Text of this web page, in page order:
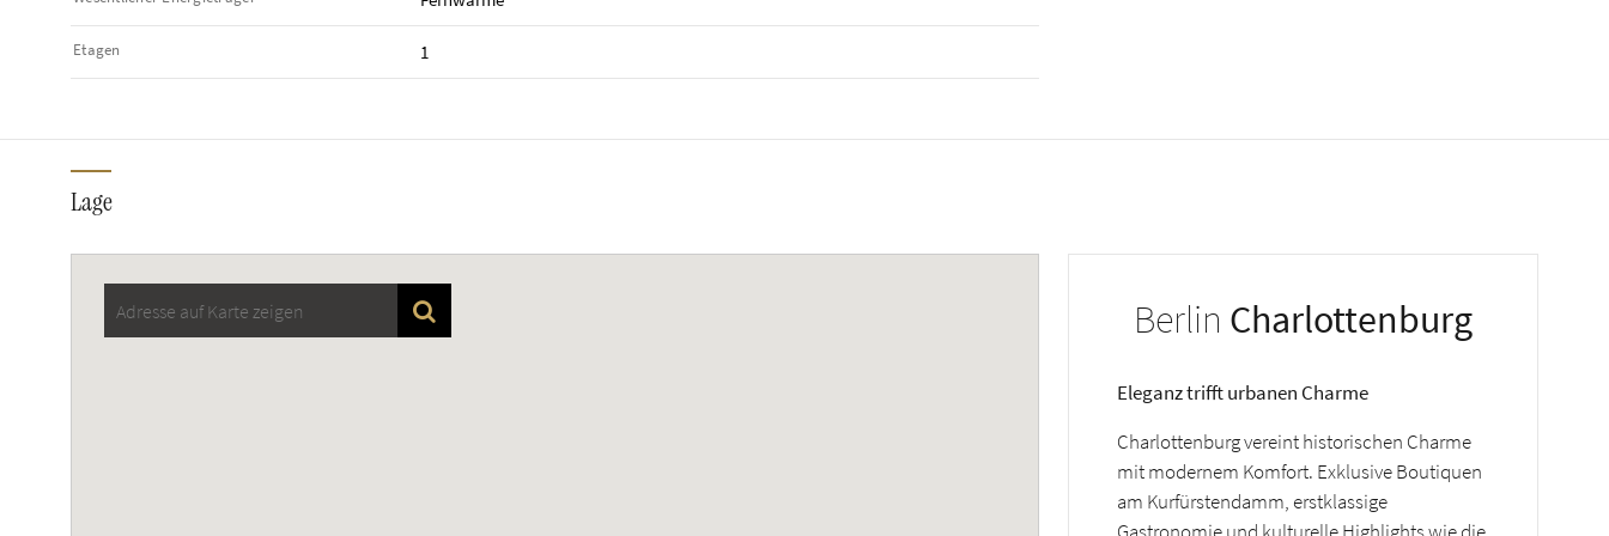
Etagen 1
Lage
Berlin Charlottenburg
Eleganz trifft urbanen Charme
Charlottenburg vereint historischen Charme
mit modernem Komfort. Exklusive Boutiquen
am Kurfürstendamm, erstklassige